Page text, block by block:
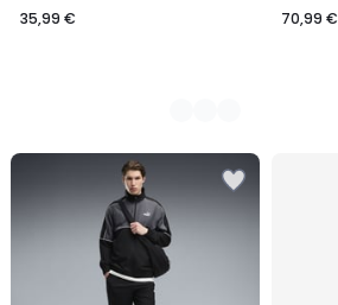
35,99 €
70,99 €